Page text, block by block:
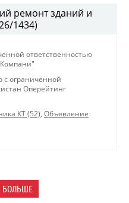
ремонт зданий и
1434)
ответственностью
с ограниченной
Оперейтинг
КТ (52), Объявление
БОЛЬШЕ